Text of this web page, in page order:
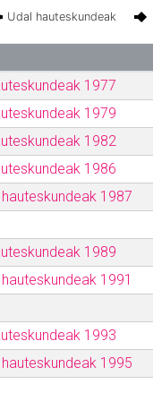
Udal hauteskundeak
1977
1979
1982
1986
1987
1989
1991
1993
1995